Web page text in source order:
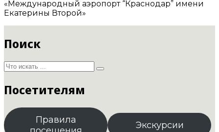
«Международный аэропорт “Краснодар” имени
Екатерины Второй»
Поиск
Посетителям
Правила
Экскурсии